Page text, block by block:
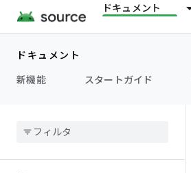
ドキュメント
ドキュメント
新機能
スタートガイド